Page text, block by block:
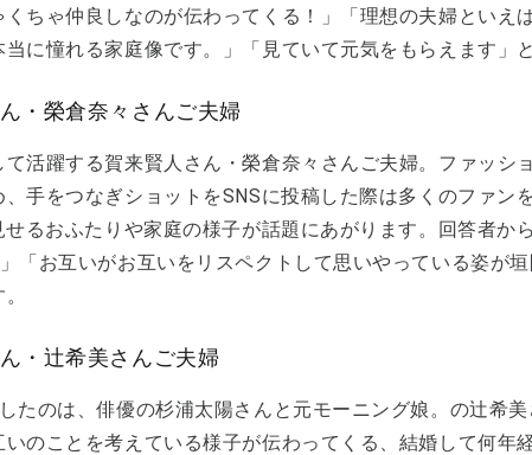
ちゃ仲良しなのが伝わってくる！」「理想の夫婦といえ
に憧れる家庭像です。」「見ていて元気をもらえます」
・榮倉奈々さんご夫婦
活躍する賀来賢人さん・榮倉奈々さんご夫婦。ファッシ
手をつなぎショットをSNSに投稿した際は多くのファン
るおふたりや家庭の様子が話題にあがります。回答者か
「お互いがお互いをリスペクトして思いやっている姿が
・辻希美さんご夫婦
たのは、俳優の杉浦太陽さんと元モーニング娘。の辻希美
のことを考えている様子が伝わってくる、結婚して何年